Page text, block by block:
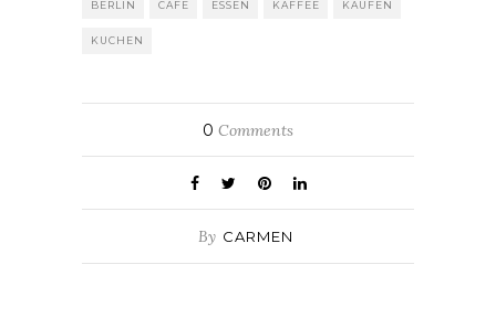
BERLIN CAFE ESSEN KAFFEE KAUFEN
KUCHEN
0 Comments
By CARMEN